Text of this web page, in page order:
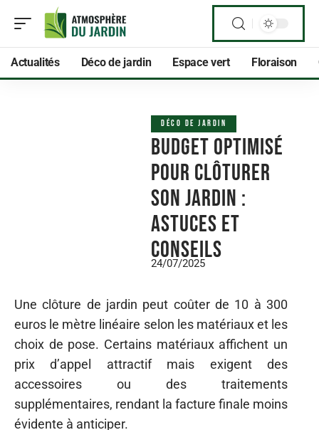
Actualités Déco de jardin Espace vert Floraison
DÉCO DE JARDIN
Budget optimisé
pour clôturer
son jardin :
astuces et
conseils
24/07/2025
Une clôture de jardin peut coûter de 10 à 300
euros le mètre linéaire selon les matériaux et les
choix de pose. Certains matériaux affichent un
prix d’appel attractif mais exigent des
accessoires ou des traitements
supplémentaires, rendant la facture finale moins
évidente à anticiper.